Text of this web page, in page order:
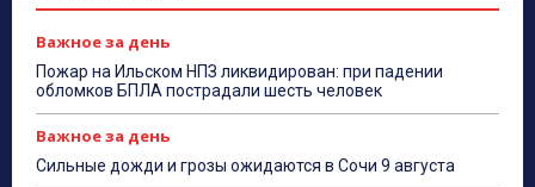
Важное за день
Пожар на Ильском НПЗ ликвидирован: при падении
обломков БПЛА пострадали шесть человек
Важное за день
Сильные дожди и грозы ожидаются в Сочи 9 августа